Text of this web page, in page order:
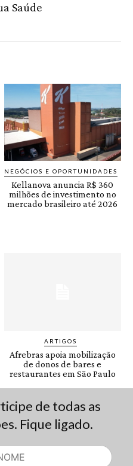
de todas as
Fique ligado.